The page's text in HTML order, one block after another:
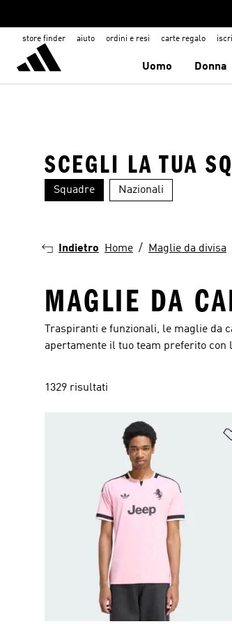
store finder aiuto ordini e resi carte regalo
Uomo Donna
SCEGLI LA TUA
Squadre Nazionali
Juventus
Indietro Home Maglie da divisa
MAGLIE DA
Traspiranti e funzionali, le maglie da
apertamente il tuo team preferito con
1329 risultati